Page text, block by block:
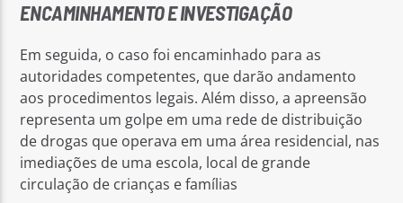
ENCAMINHAMENTO E INVESTIGAÇÃO
Em seguida, o caso foi encaminhado para as
autoridades competentes, que darão andamento
aos procedimentos legais. Além disso, a apreensão
representa um golpe em uma rede de distribuição
de drogas que operava em uma área residencial, nas
imediações de uma escola, local de grande
circulação de crianças e famílias